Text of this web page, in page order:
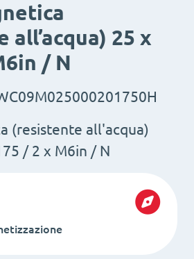
all’acqua) 25 x
/ N
(resistente all'acqua)
/ 2 x M6in / N